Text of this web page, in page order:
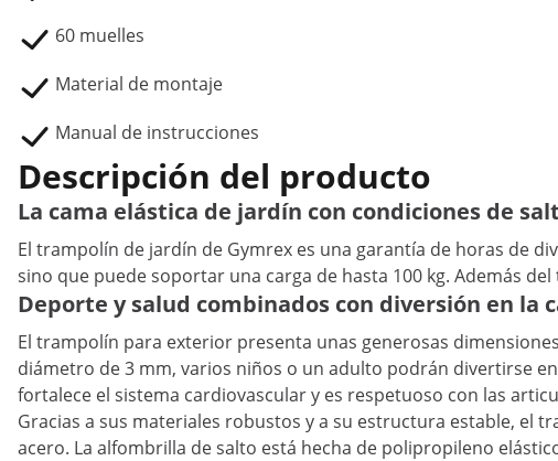
60 muelles
Material de montaje
Manual de instrucciones
Descripción del producto
La cama elástica de jardín con condiciones de
El trampolín de jardín de Gymrex es una garantía de horas de
sino que puede soportar una carga de hasta 100 kg. Además
Deporte y salud combinados con diversión en la
El trampolín para exterior presenta unas generosas
diámetro de 3 mm, varios niños o un adulto podrán divertirse
fortalece el sistema cardiovascular y es respetuoso con las
Gracias a sus materiales robustos y a su estructura estable, el
acero. La alfombrilla de salto está hecha de polipropileno